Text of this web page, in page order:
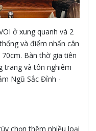
ở xung quanh và 2
và điểm nhấn cân
Bàn thờ gia tiên
trang và tôn nghiêm
Ngũ Sắc Đỉnh -
chọn thêm nhiều loại